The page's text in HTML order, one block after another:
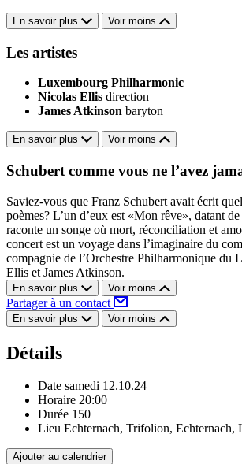
En savoir plus Voir moins
Les artistes
Luxembourg Philharmonic
Nicolas Ellis direction
James Atkinson baryton
En savoir plus Voir moins
Schubert comme vous ne l’avez
Saviez-vous que Franz Schubert avait écrit
poèmes? L’un d’eux est «Mon rêve», datant
raconte un songe où mort, réconciliation et
concert est un voyage dans l’imaginaire du
compagnie de l’Orchestre Philharmonique du
Ellis et James Atkinson.
En savoir plus Voir moins
Partager à un contact
En savoir plus Voir moins
Détails
Date samedi 12.10.24
Horaire 20:00
Durée 150
Lieu Echternach, Trifolion, Echternach,
Ajouter au calendrier